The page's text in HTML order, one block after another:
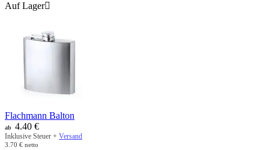
Auf Lager
Flachmann Balton
ab 4.40 €
Inklusive Steuer + Versand
3.70 € netto